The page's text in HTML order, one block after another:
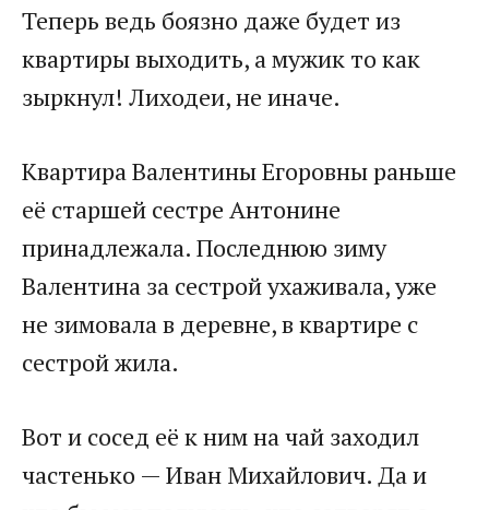
Теперь ведь боязно даже будет из
квартиры выходить, а мужик то как
зыркнул! Лиходеи, не иначе.
Квартира Валентины Егоровны раньше
её старшей сестре Антонине
принадлежала. Последнюю зиму
Валентина за сестрой ухаживала, уже
не зимовала в деревне, в квартире с
сестрой жила.
Вот и сосед её к ним на чай заходил
частенько — Иван Михайлович. Да и